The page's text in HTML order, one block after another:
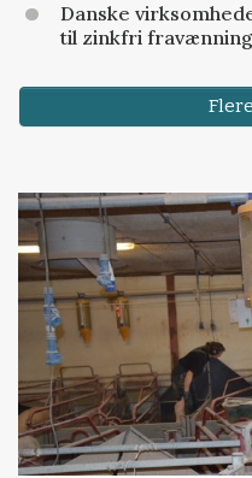
Danske
til zinkfri fravænning